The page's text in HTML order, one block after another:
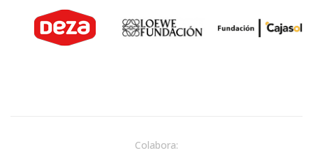
Colabora: